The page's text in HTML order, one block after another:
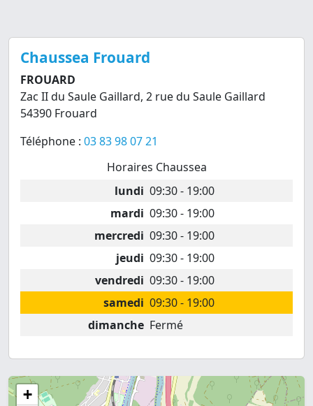
Chaussea Frouard
FROUARD
Zac II du Saule Gaillard, 2 rue du Saule Gaillard
54390 Frouard
Téléphone : 03 83 98 07 21
Horaires Chaussea
lundi 09:30 - 19:00
mardi 09:30 - 19:00
mercredi 09:30 - 19:00
jeudi 09:30 - 19:00
vendredi 09:30 - 19:00
samedi 09:30 - 19:00
dimanche Fermé
+